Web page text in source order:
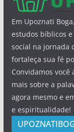
Em Upoznati
estudos bíblicos
social na jornada
fortaleça sua fé
Convidamos
mais sobre a
agora mesmo e
e espiritualidade!